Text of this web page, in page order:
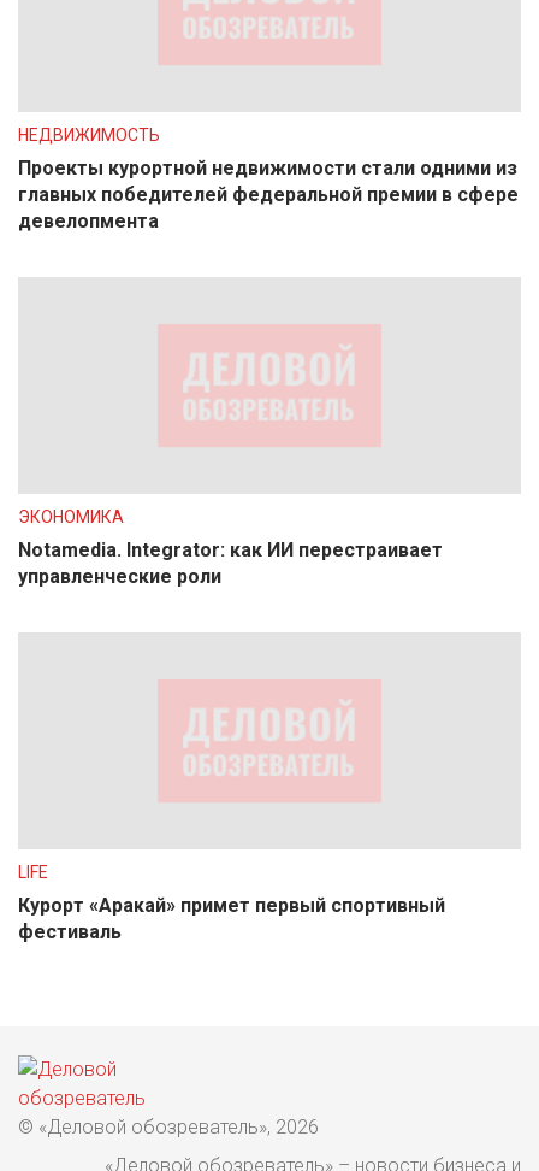
НЕДВИЖИМОСТЬ
Проекты курортной недвижимости стали одними из
главных победителей федеральной премии в сфере
девелопмента
ЭКОНОМИКА
Notamedia. Integrator: как ИИ перестраивает
управленческие роли
LIFE
Курорт «Аракай» примет первый спортивный
фестиваль
© «Деловой обозреватель», 2026
«Деловой обозреватель» – новости бизнеса и